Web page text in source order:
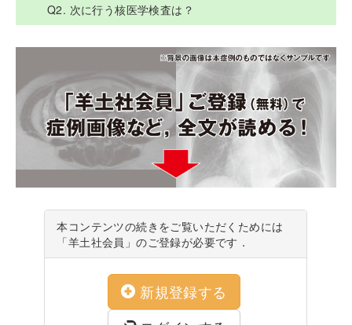
Q2. 次に行う核医学検査は？
本コンテンツの続きをご覧いただくためには
「羊土社会員」のご登録が必要です．
新規登録する